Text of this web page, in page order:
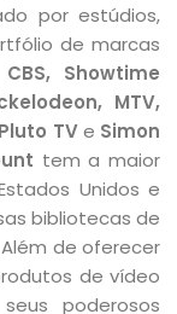
por estúdios,
de marcas
CBS, Showtime
MTV,
TVe Simon
tem a maior
Unidos e
bibliotecas de
de oferecer
de vídeo
poderosos